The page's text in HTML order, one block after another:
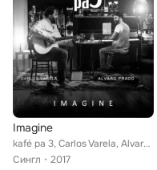
Imagine
kafé pa 3, Carlos Varela, Alvaro Prado
Сингл
2017